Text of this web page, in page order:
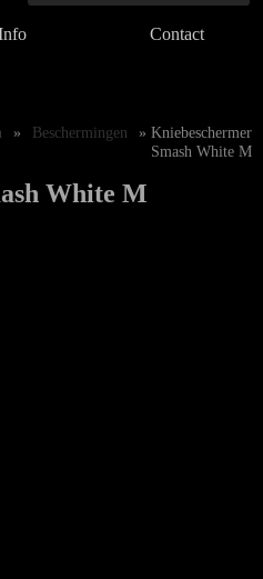
Contact
» Beschermingen
» Kniebeschermer
Smash White M
White M